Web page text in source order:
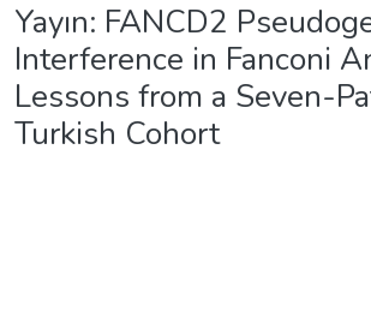
Yayın: FANCD2
Interference in Fanconi
Lessons from a Seven-
Turkish Cohort